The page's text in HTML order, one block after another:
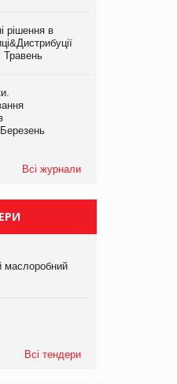
рішення в
Травень
Всі журнали
маслоробний
Всі тендери